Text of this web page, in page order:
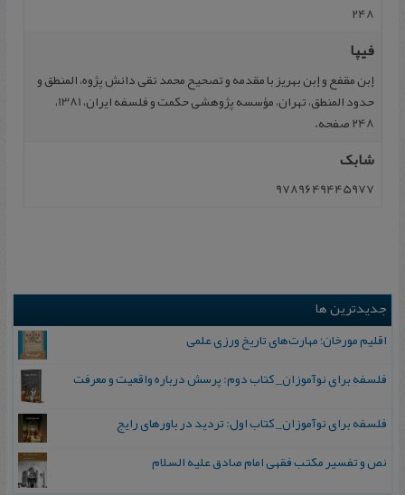
248
فیپا
إبن مقفع و إبن بهریز با مقدمه و تصحیح محمد تقی دانش پژوه، المنطق و
حدود المنطق، تهران، مؤسسه پژوهشی حکمت و فلسفه ایران، 1381،
248 صفحه.
شابک
9789649445977
جدیدترین ها
اقلیم مورخان؛ مهارت‌های تاریخ ورزی علمی
فلسفه برای نوآموزان_ کتاب دوم: پرسش درباره واقعیت و معرفت
فلسفه برای نوآموزان_ کتاب اول: تردید در باورهای رایج
نص و تفسیر مکتب فقهی امام صادق علیه السلام